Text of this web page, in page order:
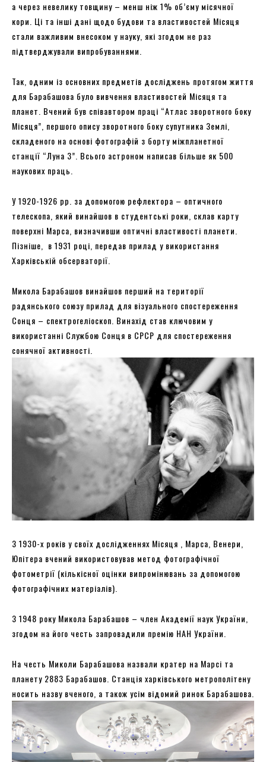
а через невелику товщину – менш ніж 1% об’єму місячної
кори. Ці та інші дані щодо будови та властивостей Місяця
стали важливим внесоком у науку, які згодом не раз
підтверджували випробуваннями.
Так, одним із основних предметів досліджень протягом життя
для Барабашова було вивчення властивостей Місяця та
планет. Вчений був співавтором праці “Атлас зворотного боку
Місяця”, першого опису зворотного боку супутника Землі,
складеного на основі фотографій з борту міжпланетної
станції “Луна 3”. Всього астроном написав більше як 500
наукових праць.
У 1920-1926 рр. за допомогою рефлектора – оптичного
телескопа, який винайшов в студентські роки, склав карту
поверхні Марса, визначивши оптичні властивості планети.
Пізніше, в 1931 році, передав прилад у використання
Харківській обсерваторії.
Микола Барабашов винайшов перший на території
радянського союзу прилад для візуального спостереження
Сонця – спектрогеліоскоп. Винахід став ключовим у
використанні Службою Сонця в СРСР для спостереження
сонячної активності.
З 1930-х років у своїх дослідженнях Місяця , Марса, Венери,
Юпітера вчений використовував метод фотографічної
фотометрії (кількісної оцінки випромінювань за допомогою
фотографічних матеріалів).
З 1948 року Микола Барабашов – член Академії наук України,
згодом на його честь запровадили премію НАН України.
На честь Миколи Барабашова назвали кратер на Марсі та
планету 2883 Барабашов. Станція харківського метрополітену
носить назву вченого, а також усім відомий ринок Барабашова.